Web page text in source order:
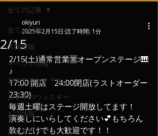
全ての記事
入荷情報
イベント情報
おすすめカクテル
おすすめウィスキー
お店情報
おすすめワイン
全ての記事
2/15
okiyuri
2025年2月15日 読了時間: 1分
2/15(土)通常営業🈺オープンステージ🎹
♪
17:00 開店　24:00閉店(ラストオーダー
23:30)
毎週土曜はステージ開放してます！
演奏しにいらしてください💕もちろん
飲むだけでも大歓迎です！！